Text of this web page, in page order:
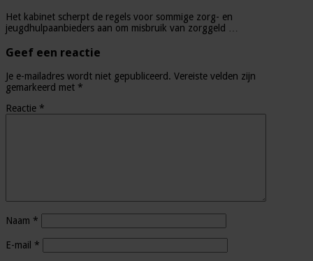
Het kabinet scherpt de regels voor sommige zorg- en
jeugdhulpaanbieders aan om misbruik van zorggeld …
Geef een reactie
Je e-mailadres wordt niet gepubliceerd. Vereiste velden zijn
gemarkeerd met *
Reactie *
Naam *
E-mail *